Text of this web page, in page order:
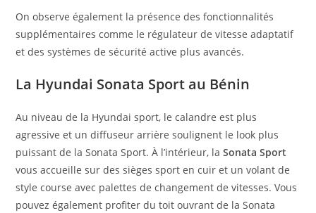
On observe également la présence des fonctionnalités
supplémentaires comme le régulateur de vitesse adaptatif
et des systèmes de sécurité active plus avancés.
La Hyundai Sonata Sport au Bénin
Au niveau de la Hyundai sport, le calandre est plus
agressive et un diffuseur arrière soulignent le look plus
puissant de la Sonata Sport. À l’intérieur, laSonata Sport
vous accueille sur des sièges sport en cuir et un volant de
style course avec palettes de changement de vitesses. Vous
pouvez également profiter du toit ouvrant de la Sonata